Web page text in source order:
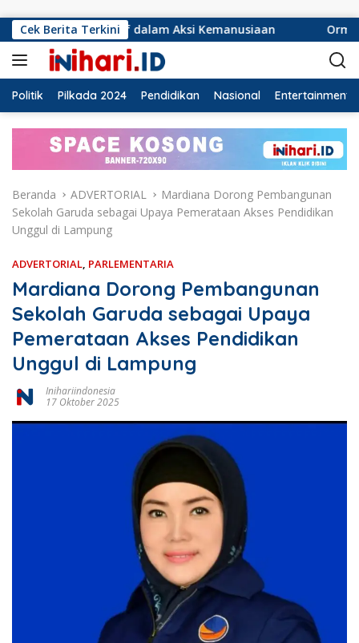
Cek Berita Terkini
dalam Aksi Kemanusiaan Ormas Laskar Lampung
Politik Pilkada 2024 Pendidikan Nasional Entertainment
Beranda ADVERTORIAL
Mardiana Dorong Pembangunan
Sekolah Garuda sebagai Upaya Pemerataan Akses Pendidikan
Unggul di Lampung
ADVERTORIAL, PARLEMENTARIA
Mardiana Dorong Pembangunan
Sekolah Garuda sebagai Upaya
Pemerataan Akses Pendidikan
Unggul di Lampung
Inihariindonesia
17 Oktober 2025